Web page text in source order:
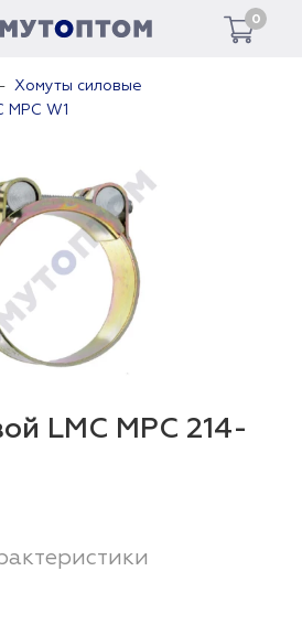
0
Хомуты силовые
MPC W1
LMC MPC 214-